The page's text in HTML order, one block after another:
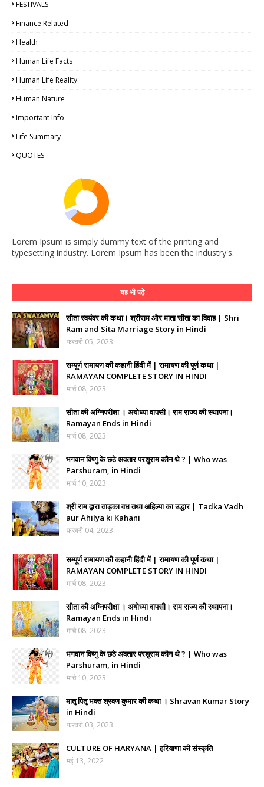
FESTIVALS
Finance Related
Health
Human Life Facts
Human Life Reality
Human Nature
Important Info
Life Summary
QUOTES
Lorem Ipsum is simply dummy text of the printing and
typesetting industry. Lorem Ipsum has been the industry's.
यह भी पढ़े
सीता स्वयंवर की कथा। श्रीराम और माता सीता का विवाह | Shri
Ram and Sita Marriage Story in Hindi
फ़रवरी 05, 2023
सम्पूर्ण रामायण की कहानी हिंदी में | रामायण की पूर्ण कथा |
RAMAYAN COMPLETE STORY IN HINDI
मार्च 08, 2023
सीता की अग्निपरीक्षा । अयोध्या वापसी। राम राज्य की स्थापना।
Ramayan Ends in Hindi
मार्च 08, 2023
भगवान विष्णु के छठे अवतार परशुराम कौन थे ? | Who was
Parshuram, in Hindi
मार्च 10, 2023
श्री राम द्वारा ताड़का वध तथा अहिल्या का उद्धार | Tadka Vadh
aur Ahilya ki Kahani
फ़रवरी 04, 2023
सम्पूर्ण रामायण की कहानी हिंदी में | रामायण की पूर्ण कथा |
RAMAYAN COMPLETE STORY IN HINDI
मार्च 08, 2023
सीता की अग्निपरीक्षा । अयोध्या वापसी। राम राज्य की स्थापना।
Ramayan Ends in Hindi
मार्च 08, 2023
भगवान विष्णु के छठे अवतार परशुराम कौन थे ? | Who was
Parshuram, in Hindi
मार्च 10, 2023
मातृ पितृ भक्त श्रवण कुमार की कथा । Shravan Kumar Story
in Hindi
फ़रवरी 03, 2023
CULTURE OF HARYANA | हरियाणा की संस्कृति
मई 13, 2022